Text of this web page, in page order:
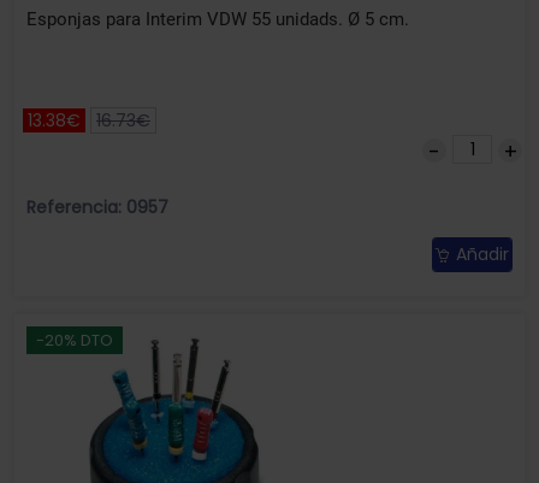
Esponjas para Interim VDW 55 unidads. Ø 5 cm.
13.38€ 16.73€
Referencia: 0957
Añadir
-20% DTO